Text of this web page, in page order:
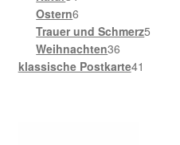
Produkte
Ostern6
Produkte
Trauer und Schmerz5
Weihnachten36
Produkte
klassische Postkarte41